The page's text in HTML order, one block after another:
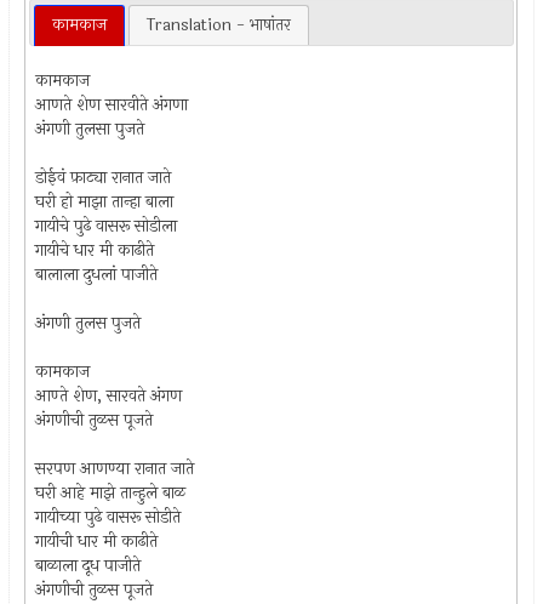
कामकाज Translation - भाषांतर
कामकाज
आणते शेण सारवीते अंगणा
अंगणी तुलसा पुजते
डोईवं फ़ाट्या रानात जाते
घरी हो माझा तान्हा बाला
गायीचे पुढे वासरू सोडीला
गायीचे धार मी काढीते
बालाला दुधलां पाजीते
अंगणी तुलस पुजते
कामकाज
आण्ते शेण, सारवते अंगण
अंगणीची तुळस पूजते
सरपण आणण्या रानात जाते
घरी आहे माझे तान्हुले बाळ
गायीच्या पुढे वासरू सोडीते
गायीची धार मी काढीते
बाळाला दूध पाजीते
अंगणीची तुळस पूजते